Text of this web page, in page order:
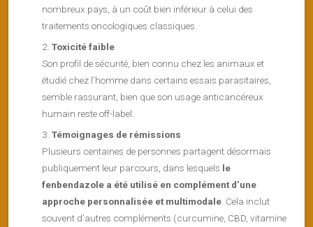
nombreux pays, à un coût bien inférieur à celui des
traitements oncologiques classiques.
Toxicité faible
Son profil de sécurité, bien connu chez les animaux et
étudié chez l’homme dans certains essais parasitaires,
semble rassurant, bien que son usage anticancéreux
humain reste off-label.
Témoignages de rémissions
Plusieurs centaines de personnes partagent désormais
publiquement leur parcours, dans lesquels le
fenbendazole a été utilisé en complément d’une
approche personnalisée et multimodale . Cela inclut
souvent d’autres compléments (curcumine, CBD, vitamine